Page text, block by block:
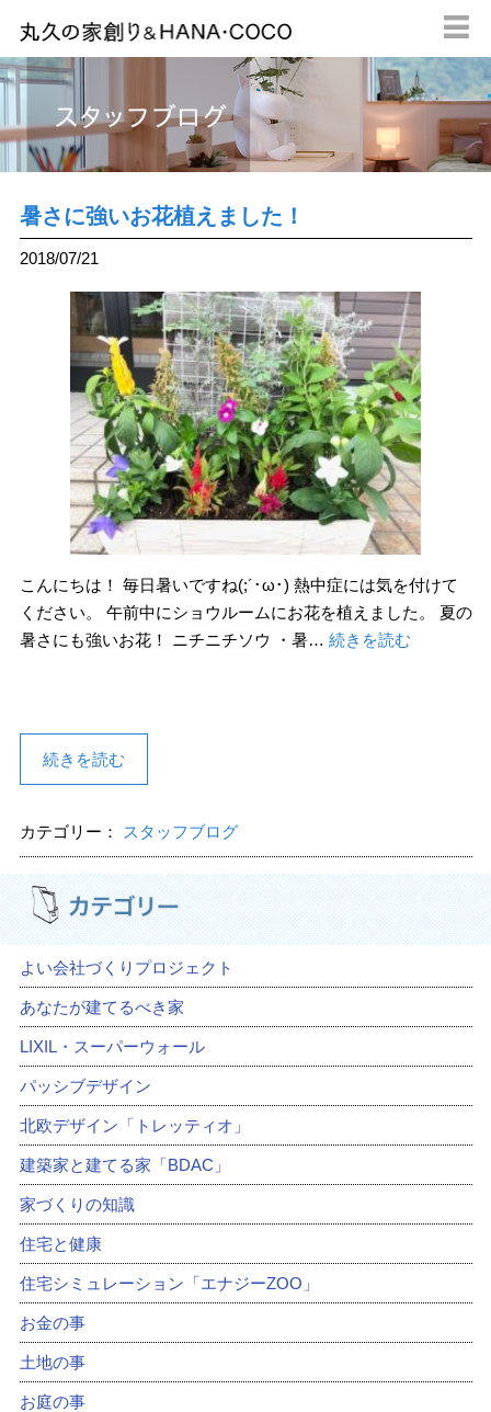

暑さに強いお花植えました！
2018/07/21
こんにちは！ 毎日暑いですね(;´･ω･) 熱中症には気を付けて
ください。 午前中にショウルームにお花を植えました。 夏の
暑さにも強いお花！ ニチニチソウ ・暑… 続きを読む
続きを読む
カテゴリー： スタッフブログ
よい会社づくりプロジェクト
あなたが建てるべき家
LIXIL・スーパーウォール
パッシブデザイン
北欧デザイン「トレッティオ」
建築家と建てる家「BDAC」
家づくりの知識
住宅と健康
住宅シミュレーション「エナジーZOO」
お金の事
土地の事
お庭の事